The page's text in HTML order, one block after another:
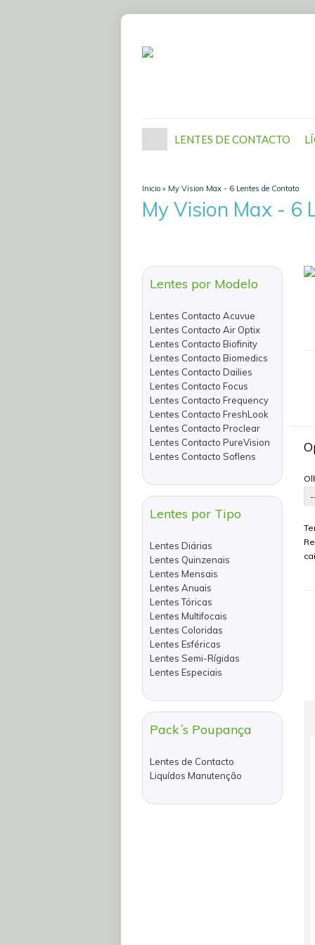
LENTES DE CONTACTO
Inicio » My Vision Max - 6 Lentes de Contato
My Vision Max - 6
Lentes por Modelo
Lentes Contacto Acuvue
Lentes Contacto Air Optix
Lentes Contacto Biofinity
Lentes Contacto Biomedics
Lentes Contacto Dailies
Lentes Contacto Focus
Lentes Contacto Frequency
Lentes Contacto FreshLook
Lentes Contacto Proclear
Lentes Contacto PureVision
Lentes Contacto Soflens
Lentes por Tipo
Lentes Diárias
Lentes Quinzenais
Lentes Mensais
Lentes Anuais
Lentes Tóricas
Lentes Multifocais
Lentes Coloridas
Lentes Esféricas
Lentes Semi-Rígidas
Lentes Especiais
Pack´s Poupança
Lentes de Contacto
Liquídos Manutenção